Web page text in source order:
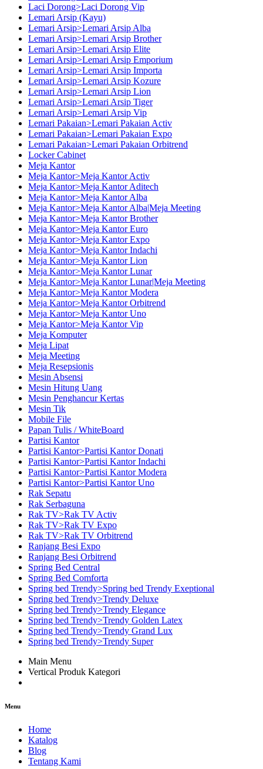
Laci Dorong>Laci Dorong Vip
Lemari Arsip (Kayu)
Lemari Arsip>Lemari Arsip Alba
Lemari Arsip>Lemari Arsip Brother
Lemari Arsip>Lemari Arsip Elite
Lemari Arsip>Lemari Arsip Emporium
Lemari Arsip>Lemari Arsip Importa
Lemari Arsip>Lemari Arsip Kozure
Lemari Arsip>Lemari Arsip Lion
Lemari Arsip>Lemari Arsip Tiger
Lemari Arsip>Lemari Arsip Vip
Lemari Pakaian>Lemari Pakaian Activ
Lemari Pakaian>Lemari Pakaian Expo
Lemari Pakaian>Lemari Pakaian Orbitrend
Locker Cabinet
Meja Kantor
Meja Kantor>Meja Kantor Activ
Meja Kantor>Meja Kantor Aditech
Meja Kantor>Meja Kantor Alba
Meja Kantor>Meja Kantor Alba|Meja Meeting
Meja Kantor>Meja Kantor Brother
Meja Kantor>Meja Kantor Euro
Meja Kantor>Meja Kantor Expo
Meja Kantor>Meja Kantor Indachi
Meja Kantor>Meja Kantor Lion
Meja Kantor>Meja Kantor Lunar
Meja Kantor>Meja Kantor Lunar|Meja Meeting
Meja Kantor>Meja Kantor Modera
Meja Kantor>Meja Kantor Orbitrend
Meja Kantor>Meja Kantor Uno
Meja Kantor>Meja Kantor Vip
Meja Komputer
Meja Lipat
Meja Meeting
Meja Resepsionis
Mesin Absensi
Mesin Hitung Uang
Mesin Penghancur Kertas
Mesin Tik
Mobile File
Papan Tulis / WhiteBoard
Partisi Kantor
Partisi Kantor>Partisi Kantor Donati
Partisi Kantor>Partisi Kantor Indachi
Partisi Kantor>Partisi Kantor Modera
Partisi Kantor>Partisi Kantor Uno
Rak Sepatu
Rak Serbaguna
Rak TV>Rak TV Activ
Rak TV>Rak TV Expo
Rak TV>Rak TV Orbitrend
Ranjang Besi Expo
Ranjang Besi Orbitrend
Spring Bed Central
Spring Bed Comforta
Spring bed Trendy>Spring bed Trendy Exeptional
Spring bed Trendy>Trendy Deluxe
Spring bed Trendy>Trendy Elegance
Spring bed Trendy>Trendy Golden Latex
Spring bed Trendy>Trendy Grand Lux
Spring bed Trendy>Trendy Super
Main Menu
Vertical Produk Kategori
Menu
Home
Katalog
Blog
Tentang Kami